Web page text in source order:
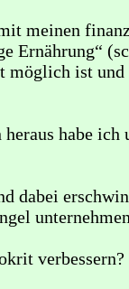
meinen
Ernährung“
möglich ist und
habe
dabei
verbessern?